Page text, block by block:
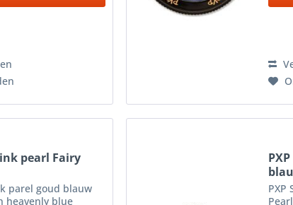
pearl Fairy
parel goud blauw
heavenly blue
PXP